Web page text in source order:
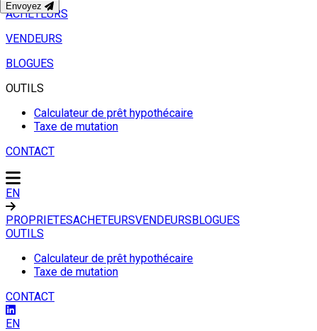
ACHETEURS
VENDEURS
BLOGUES
OUTILS
Calculateur de prêt hypothécaire
Taxe de mutation
CONTACT
EN
PROPRIETESACHETEURSVENDEURSBLOGUES
OUTILS
Calculateur de prêt hypothécaire
Taxe de mutation
CONTACT
EN
Envoyez